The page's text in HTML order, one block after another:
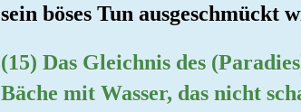
sein böses Tun
(15) Das Gleichnis des
Bäche mit Wasser, das nicht